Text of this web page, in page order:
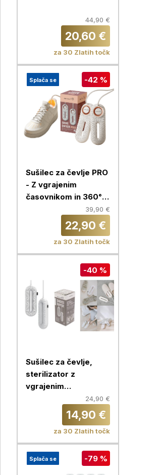
44,90 €
20,60 €
za 30 Zlatih točk
Splača se -42 %
Sušilec za čevlje PRO
- Z vgrajenim
časovnikom in 360°
kroženjem zraka39,90 €
22,90 €
za 30 Zlatih točk
-40 %
Sušilec za čevlje,
sterilizator z
vgrajenim
Chameleon
24,90 €
14,90 €
za 30 Zlatih točk
Splača se -79 %